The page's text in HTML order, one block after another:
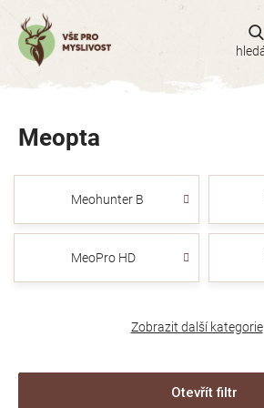
obsah
Meopta
Meohunter B
MeoPro HD
Zobrazit další kategorie
Otevřít filtr